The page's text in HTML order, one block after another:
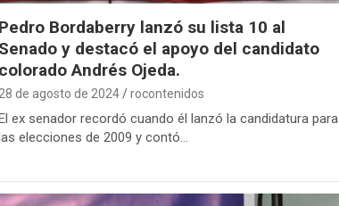
Pedro Bordaberry lanzó su lista 10 al
Senado y destacó el apoyo del candidato
colorado Andrés Ojeda.
de agosto de 2024 rocontenidos
ex senador recordó cuando él lanzó la candidatura para
elecciones de 2009 y contó…